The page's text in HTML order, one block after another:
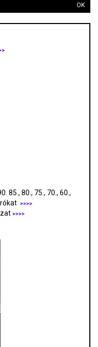
OK
85., 80., 75., 70., 60.,
>>>>
>>>>